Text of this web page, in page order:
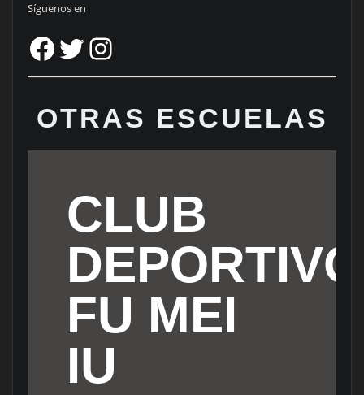
Síguenos en
Facebook
Twitter
Instagram
OTRAS ESCUELAS
CLUB
DEPORTIVO
FU MEI
IU